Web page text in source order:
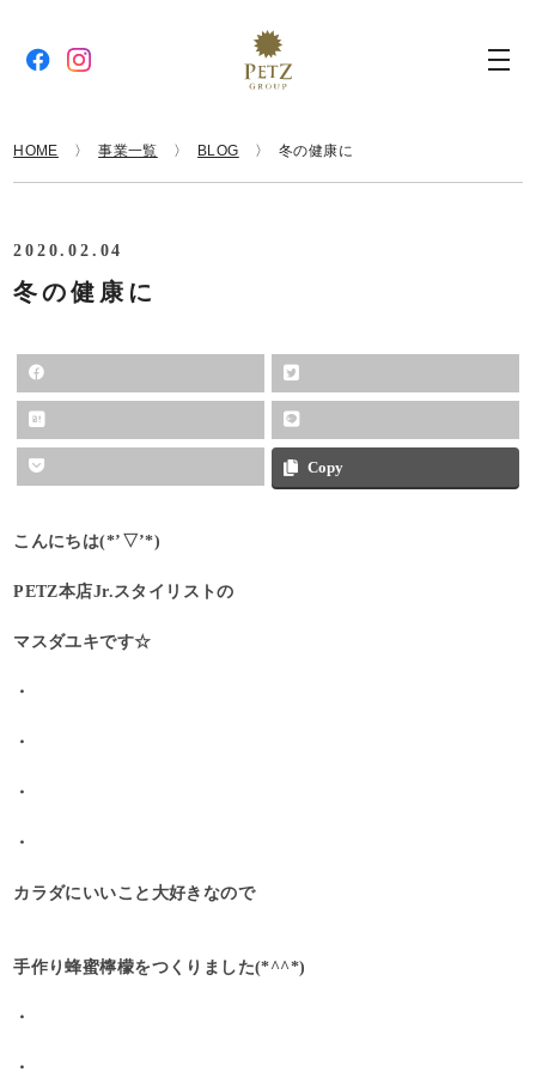
HOME 事業一覧 BLOG 冬の健康に
2020.02.04
冬の健康に
Copy
こんにちは(*’▽’*)
PETZ本店Jr.スタイリストの
マスダユキです☆
・
・
・
・
カラダにいいこと大好きなので
手作り蜂蜜檸檬をつくりました(*^^*)
・
・